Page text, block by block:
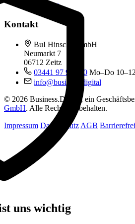
Kontakt
Kontakt
BuI Hinsche GmbH
Neumarkt 7
06712 Zeitz
03441 97 99 060 Mo–Do
info@business.digital
© 2026 Business.Digital, ein
GmbH. Alle Rechte vorbehalten.
Impressum Datenschutz AGB
uns wichtig